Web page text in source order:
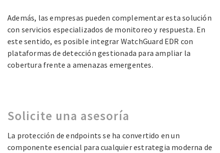
Además, las empresas pueden complementar esta solución
con servicios especializados de monitoreo y respuesta. En
este sentido, es posible integrar WatchGuard EDR con
plataformas de detección gestionada para ampliar la
cobertura frente a amenazas emergentes.
Solicite una asesoría
La protección de endpoints se ha convertido en un
componente esencial para cualquier estrategia moderna de